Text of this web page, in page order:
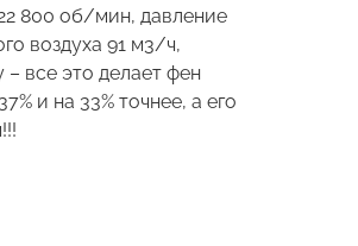
800 об/мин, давление
воздуха 91 м3/ч,
все это делает фен
и на 33% точнее, а его